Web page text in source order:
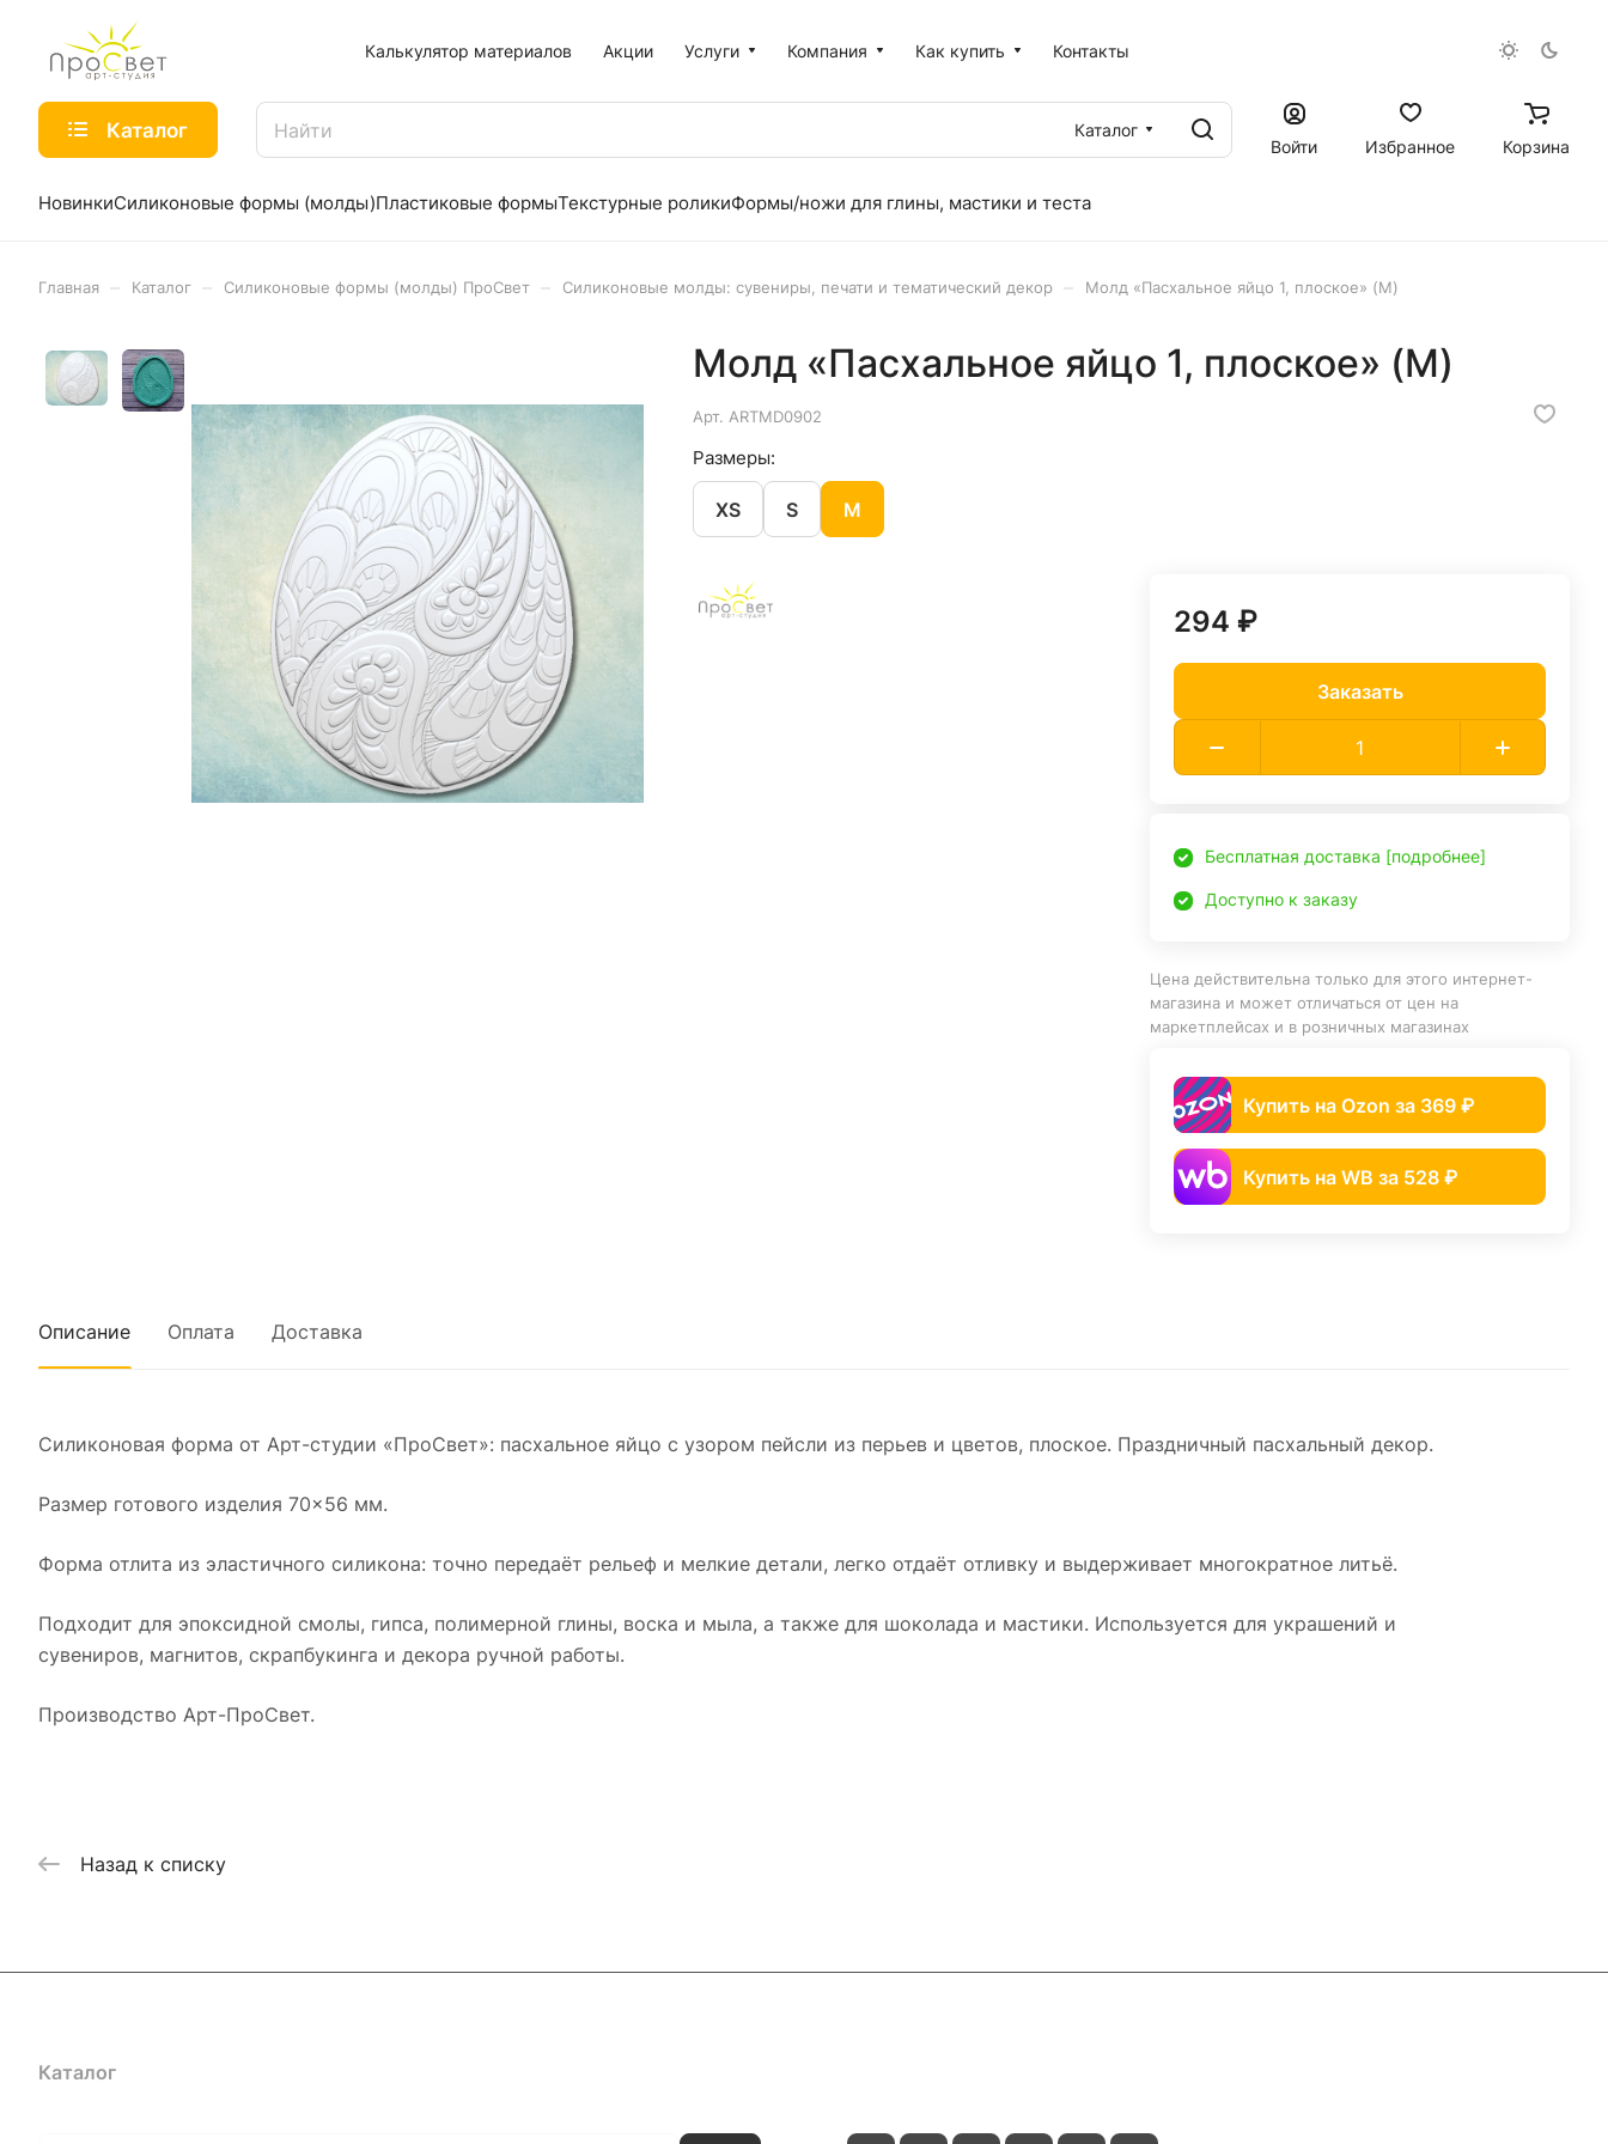
Калькулятор материалов Акции Услуги Компания Как купить Контакты
Каталог
Каталог
Войти
Избранное Корзина
НовинкиСиликоновые формы (молды)Пластиковые формыТекстурные роликиФормы/ножи для глины, мастики и теста
Главная Каталог Силиконовые формы (молды) ПроСвет Силиконовые молды: сувениры, печати и тематический декор Молд «Пасхальное яйцо 1, плоское» (M)
Молд «Пасхальное яйцо 1, плоское» (M)
Арт. ARTMD0902
Размеры:
XS S M
294 ₽
Заказать
Бесплатная доставка [подробнее]
Доступно к заказу
Цена действительна только для этого интернет-
магазина и может отличаться от цен на
маркетплейсах и в розничных магазинах
Купить на Ozon за 369 ₽
Купить на WB за 528 ₽
Описание Оплата Доставка
Силиконовая форма от Арт-студии «ПроСвет»: пасхальное яйцо с узором пейсли из перьев и цветов, плоское. Праздничный пасхальный декор.
Размер готового изделия 70×56 мм.
Форма отлита из эластичного силикона: точно передаёт рельеф и мелкие детали, легко отдаёт отливку и выдерживает многократное литьё.
Подходит для эпоксидной смолы, гипса, полимерной глины, воска и мыла, а также для шоколада и мастики. Используется для украшений и
сувениров, магнитов, скрапбукинга и декора ручной работы.
Производство Арт-ПроСвет.
Назад к списку
Каталог